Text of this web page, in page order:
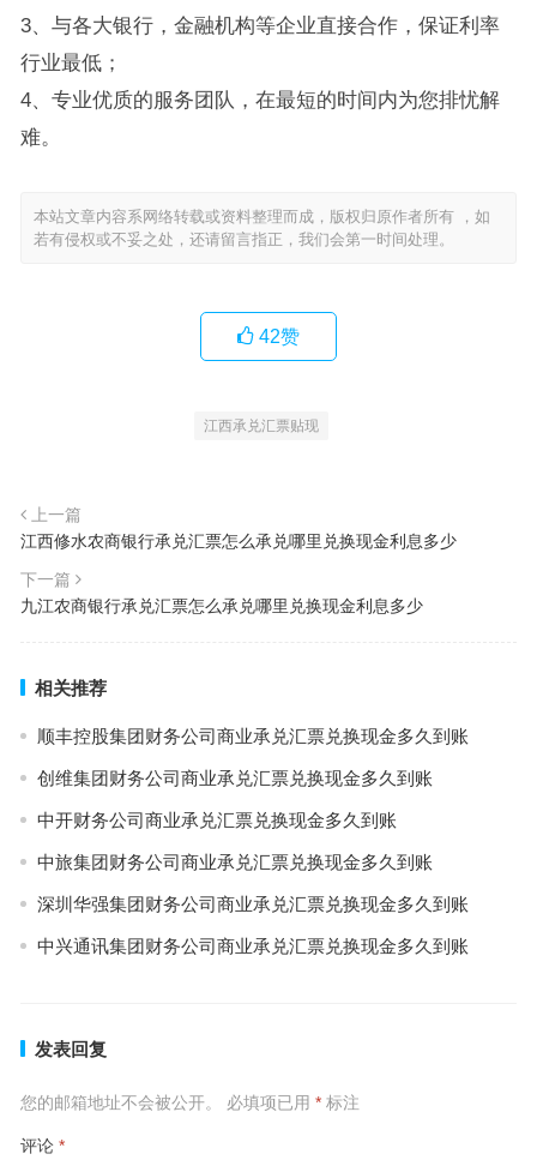
3、与各大银行，金融机构等企业直接合作，保证利率
行业最低；
4、专业优质的服务团队，在最短的时间内为您排忧解
难。
本站文章内容系网络转载或资料整理而成，版权归原作者所有 ，如
若有侵权或不妥之处，还请留言指正，我们会第一时间处理。
42赞
江西承兑汇票贴现
上一篇
江西修水农商银行承兑汇票怎么承兑哪里兑换现金利息多少
下一篇
九江农商银行承兑汇票怎么承兑哪里兑换现金利息多少
相关推荐
顺丰控股集团财务公司商业承兑汇票兑换现金多久到账
创维集团财务公司商业承兑汇票兑换现金多久到账
中开财务公司商业承兑汇票兑换现金多久到账
中旅集团财务公司商业承兑汇票兑换现金多久到账
深圳华强集团财务公司商业承兑汇票兑换现金多久到账
中兴通讯集团财务公司商业承兑汇票兑换现金多久到账
发表回复
您的邮箱地址不会被公开。 必填项已用 *标注
评论 *